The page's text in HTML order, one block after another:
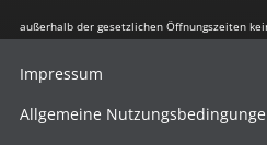
außerhalb der gesetzlichen Öffnungszeiten
Impressum
Allgemeine